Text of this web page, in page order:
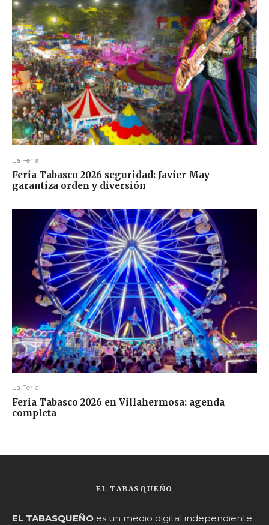
La Feria
Feria Tabasco 2026 seguridad: Javier May
garantiza orden y diversión
La Feria
Feria Tabasco 2026 en Villahermosa: agenda
completa
EL TABASQUEÑO
EL TABASQUEÑO es un medio digital independiente